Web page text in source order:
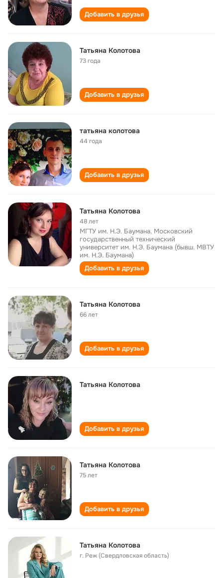
Добавить в друзья
Татьяна Колотова
73 года
Добавить в друзья
татьяна колотова
44 года
Добавить в друзья
Татьяна Колотова
48 лет
МГТУ им. Н.Э. Баумана, Московский
государственный технический
университет им. Н.Э. Баумана (бывш. МВТУ
им. Н.Э. Баумана)
Добавить в друзья
Татьяна Колотова
66 лет
Добавить в друзья
Татьяна Колотова
Добавить в друзья
Татьяна Колотова
75 лет
Добавить в друзья
Татьяна Колотова
г. Реж (Свердловская область)